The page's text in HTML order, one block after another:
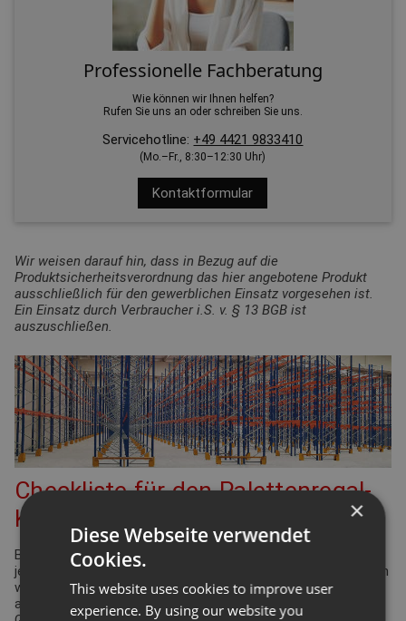
Professionelle Fachberatung
Wie können wir Ihnen helfen?
Rufen Sie uns an oder schreiben Sie uns.
Servicehotline: +49 4421 9833410
(Mo.–Fr., 8:30–12:30 Uhr)
Kontaktformular
Wir weisen darauf hin, dass in Bezug auf die
Produktsicherheitsverordnung das hier angebotene Produkt
ausschließlich für den gewerblichen Einsatz vorgesehen ist.
Ein Einsatz durch Verbraucher i.S. v. § 13 BGB ist
auszuschließen.
Checkliste für den Palettenregal-
Konfigurator
Bei der Planung Ihrer Regalanlage für Palettenregale gibt es
jede Menge Punkte zu überprüfen und einzuhalten. Viele davon
werden durch die Arbeitsstättenverordnung geregelt. Aber
auch Ergonomie und Effizienz spielen eine bedeutende Rolle.
×
Diese Webseite verwendet
Cookies.
This website uses cookies to improve user
experience. By using our website you